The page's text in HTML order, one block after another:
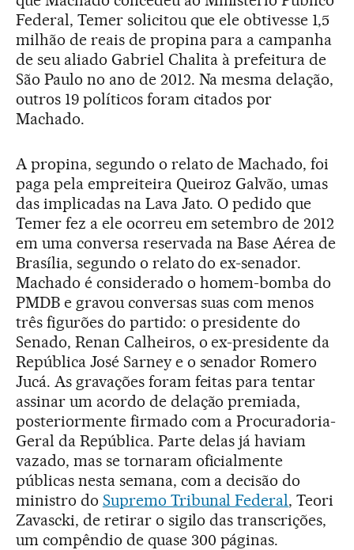
Federal, Temer solicitou que ele obtivesse 1,5
milhão de reais de propina para a campanha
de seu aliado Gabriel Chalita à prefeitura de
São Paulo no ano de 2012. Na mesma delação,
outros 19 políticos foram citados por
Machado.
A propina, segundo o relato de Machado, foi
paga pela empreiteira Queiroz Galvão, umas
das implicadas na Lava Jato. O pedido que
Temer fez a ele ocorreu em setembro de 2012
em uma conversa reservada na Base Aérea de
Brasília, segundo o relato do ex-senador.
Machado é considerado o homem-bomba do
PMDB e gravou conversas suas com menos
três figurões do partido: o presidente do
Senado, Renan Calheiros, o ex-presidente da
República José Sarney e o senador Romero
Jucá. As gravações foram feitas para tentar
assinar um acordo de delação premiada,
posteriormente firmado com a Procuradoria-
Geral da República. Parte delas já haviam
vazado, mas se tornaram oficialmente
públicas nesta semana, com a decisão do
ministro do Supremo Tribunal Federal, Teori
Zavascki, de retirar o sigilo das transcrições,
um compêndio de quase 300 páginas.